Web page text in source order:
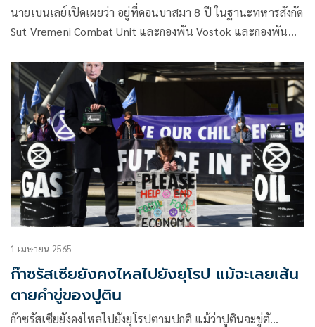
นายเบนเลย์เปิดเผยว่า อยู่ที่ดอนบาสมา 8 ปี ในฐานะทหารสังกัด
Sut Vremeni Combat Unit และกองพัน Vostok และกองพัน
1 เมษายน 2565
ก๊าซรัสเซียยังคงไหลไปยังยุโรป แม้จะเลยเส้น
ตายคำขู่ของปูติน
ก๊าซรัสเซียยังคงไหลไปยังยุโรปตามปกติ แม้ว่าปูตินจะขู่ตั…